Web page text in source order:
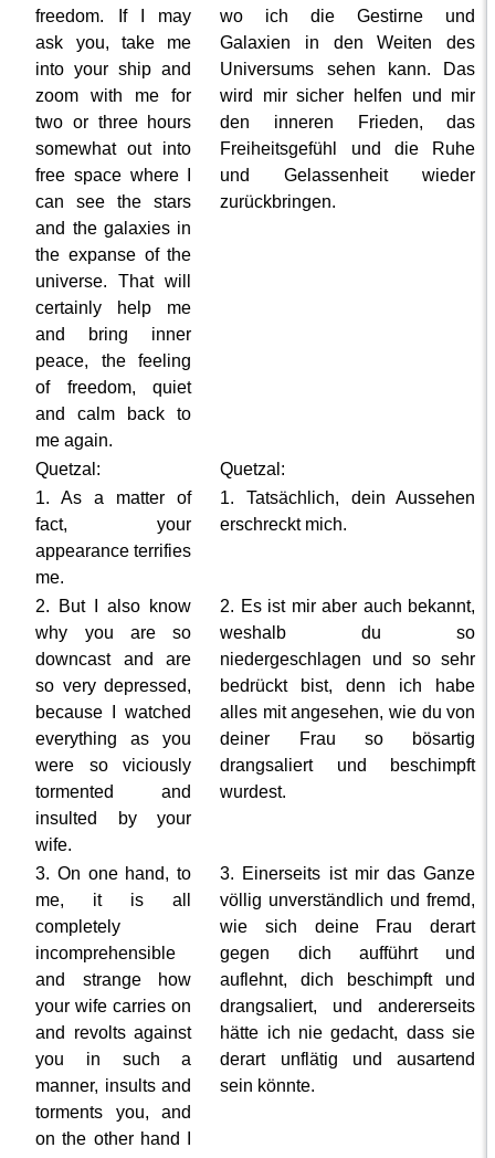
freedom. If I may
ask you, take me
into your ship and
zoom with me for
two or three hours
somewhat out into
free space where I
can see the stars
and the galaxies in
the expanse of the
universe. That will
certainly help me
and bring inner
peace, the feeling
of freedom, quiet
and calm back to
me again.
wo ich die Gestirne und
Galaxien in den Weiten des
Universums sehen kann. Das
wird mir sicher helfen und mir
den inneren Frieden, das
Freiheitsgefühl und die Ruhe
und Gelassenheit wieder
zurückbringen.
Quetzal:
Quetzal:
1. As a matter of
fact, your
appearance terrifies
me.
1. Tatsächlich, dein Aussehen
erschreckt mich.
2. But I also know
why you are so
downcast and are
so very depressed,
because I watched
everything as you
were so viciously
tormented and
insulted by your
wife.
2. Es ist mir aber auch bekannt,
weshalb du so
niedergeschlagen und so sehr
bedrückt bist, denn ich habe
alles mit angesehen, wie du von
deiner Frau so bösartig
drangsaliert und beschimpft
wurdest.
3. On one hand, to
me, it is all
completely
incomprehensible
and strange how
your wife carries on
and revolts against
you in such a
manner, insults and
torments you, and
on the other hand I
3. Einerseits ist mir das Ganze
völlig unverständlich und fremd,
wie sich deine Frau derart
gegen dich aufführt und
auflehnt, dich beschimpft und
drangsaliert, und andererseits
hätte ich nie gedacht, dass sie
derart unflätig und ausartend
sein könnte.